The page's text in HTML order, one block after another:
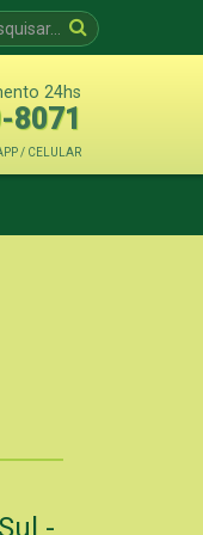
24hs
8071
/ CELULAR
-